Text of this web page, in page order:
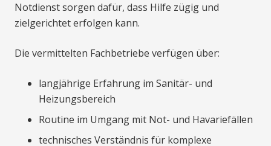
Notdienst sorgen dafür, dass Hilfe zügig und
zielgerichtet erfolgen kann.
Die vermittelten Fachbetriebe verfügen über:
langjährige Erfahrung im Sanitär- und
Heizungsbereich
Routine im Umgang mit Not- und Havariefällen
technisches Verständnis für komplexe